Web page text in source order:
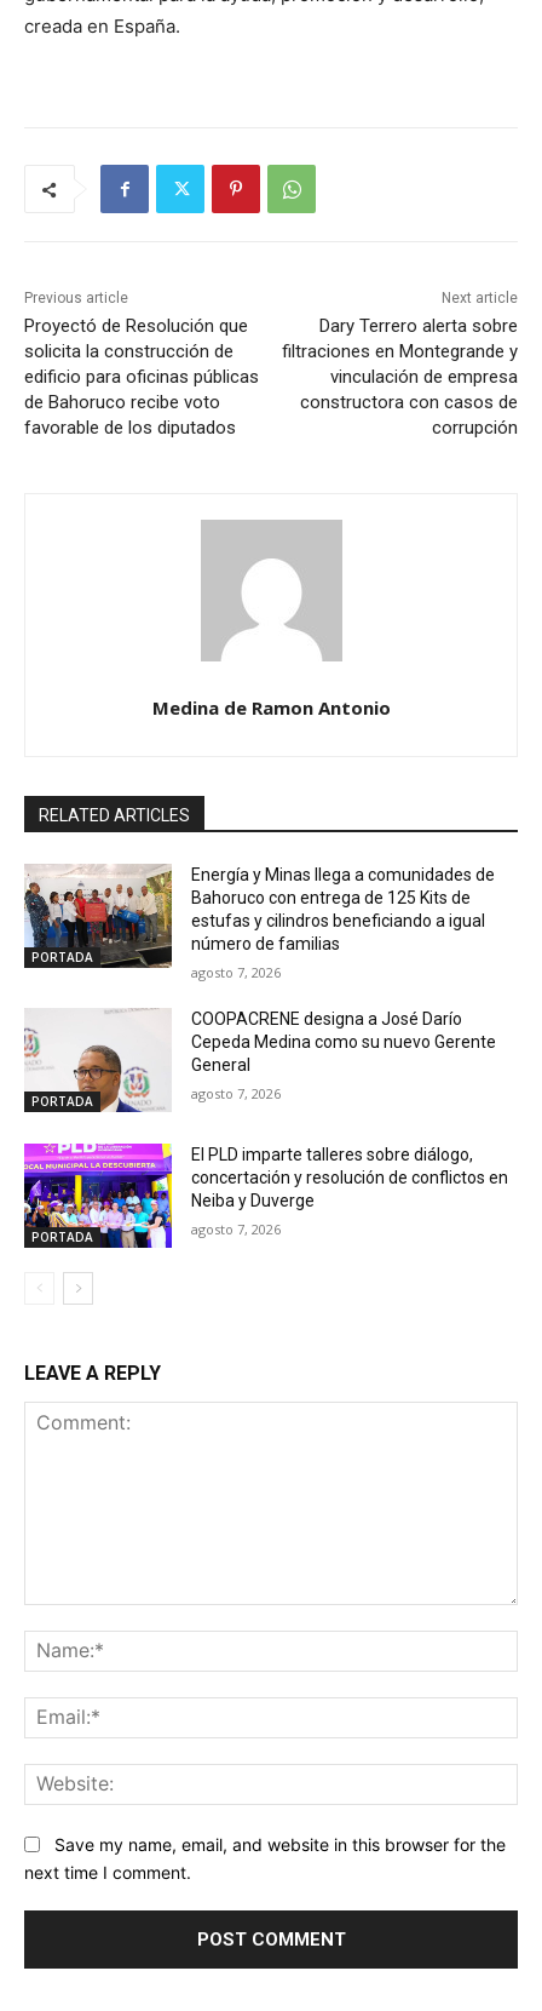
creada en España.
Previous article
Proyectó de Resolución que
solicita la construcción de
edificio para oficinas públicas
de Bahoruco recibe voto
favorable de los diputados
Next article
Dary Terrero alerta sobre
filtraciones en Montegrande y
vinculación de empresa
constructora con casos de
corrupción
Medina de Ramon Antonio
RELATED ARTICLES
PORTADA
Energía y Minas llega a comunidades de
Bahoruco con entrega de 125 Kits de
estufas y cilindros beneficiando a igual
número de familias
agosto 7, 2026
PORTADA
COOPACRENE designa a José Darío
Cepeda Medina como su nuevo Gerente
General
agosto 7, 2026
PORTADA
El PLD imparte talleres sobre diálogo,
concertación y resolución de conflictos en
Neiba y Duverge
agosto 7, 2026
LEAVE A REPLY
Save my name, email, and website in this browser for the
next time I comment.